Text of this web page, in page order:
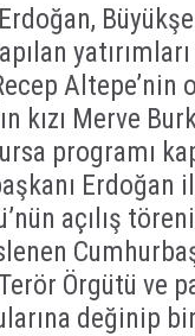
kızı Merve
programı
Erdoğan
açılış
Örgütü ve
değinip